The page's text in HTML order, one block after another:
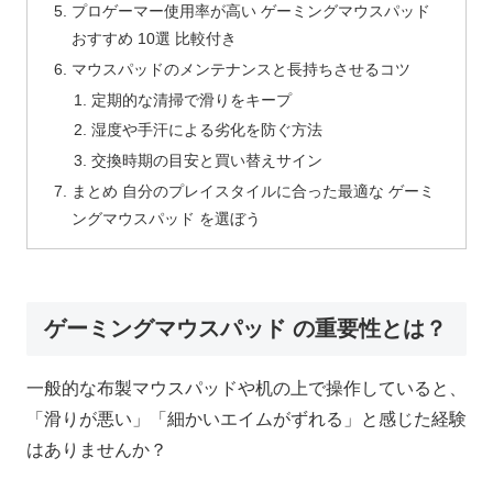
プロゲーマー使用率が高い ゲーミングマウスパッド
おすすめ 10選 比較付き
マウスパッドのメンテナンスと長持ちさせるコツ
定期的な清掃で滑りをキープ
湿度や手汗による劣化を防ぐ方法
交換時期の目安と買い替えサイン
まとめ 自分のプレイスタイルに合った最適な ゲーミ
ングマウスパッド を選ぼう
ゲーミングマウスパッド の重要性とは？
一般的な布製マウスパッドや机の上で操作していると、
「滑りが悪い」「細かいエイムがずれる」と感じた経験
はありませんか？